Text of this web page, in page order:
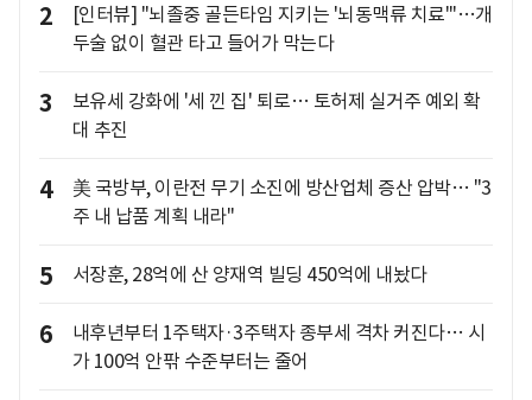
2
[인터뷰] "뇌졸중 골든타임 지키는 '뇌동맥류 치료'"…개
두술 없이 혈관 타고 들어가 막는다
3
보유세 강화에 '세 낀 집' 퇴로… 토허제 실거주 예외 확
대 추진
4
美 국방부, 이란전 무기 소진에 방산업체 증산 압박… "3
주 내 납품 계획 내라"
5 서장훈, 28억에 산 양재역 빌딩 450억에 내놨다
6
내후년부터 1주택자·3주택자 종부세 격차 커진다… 시
가 100억 안팎 수준부터는 줄어